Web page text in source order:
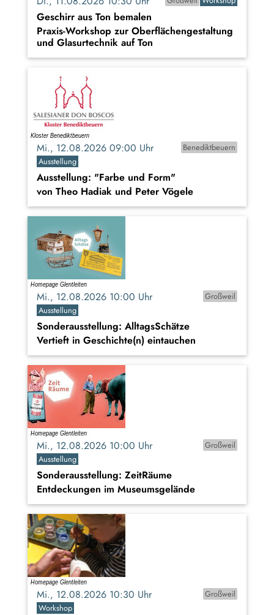
Geschirr aus Ton bemalen
Praxis-Workshop zur Oberflächengestaltung
und Glasurtechnik auf Ton
Mi., 12.08.2026 09:00 Uhr
Benediktbeuern
Ausstellung
Ausstellung: "Farbe und Form"
von Theo Hadiak und Peter Vögele
Mi., 12.08.2026 10:00 Uhr
Großweil
Ausstellung
Sonderausstellung: AlltagsSchätze
Vertieft in Geschichte(n) eintauchen
Mi., 12.08.2026 10:00 Uhr
Großweil
Ausstellung
Sonderausstellung: ZeitRäume
Entdeckungen im Museumsgelände
Mi., 12.08.2026 10:30 Uhr
Großweil
Workshop